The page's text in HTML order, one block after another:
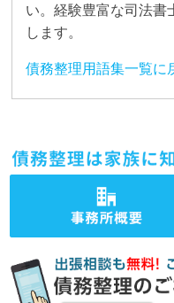
い。経験豊富な司法書
します。
債務整理用語集一覧に
務所概要